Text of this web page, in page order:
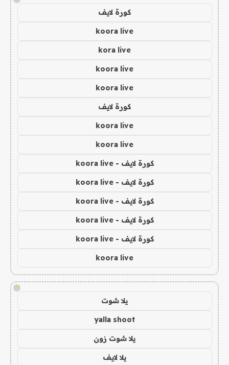
كورة لايف
koora live
kora live
koora live
koora live
كورة لايف
koora live
koora live
كورة لايف - koora live
كورة لايف - koora live
كورة لايف - koora live
كورة لايف - koora live
كورة لايف - koora live
koora live
!
يلا شوت
yalla shoot
يلا شوت زون
يلا لايف